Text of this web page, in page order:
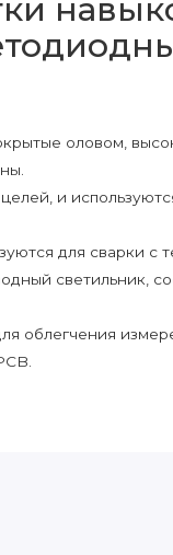
оловом,
и
для сварки с
светильник,
облегчения